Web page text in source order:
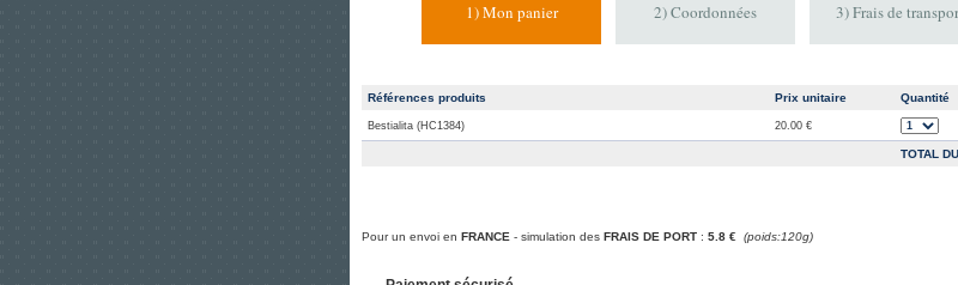
1) Mon panier 2) Coordonnées 3) Frais de
Références produits Prix unitaire Quantité
Bestialita (HC1384) 20.00 €
TOTAL
Pour un envoi en FRANCE - simulation des FRAIS DE PORT : 5.8 € (poids:120g)